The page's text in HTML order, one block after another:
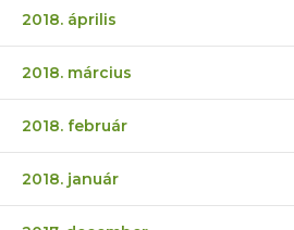
2018. április
2018. március
2018. február
2018. január